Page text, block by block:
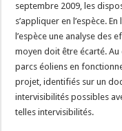
septembre 2009, les
s’appliquer en l’espèce.
l’espèce une analyse des
moyen doit être écarté. Au
parcs éoliens en
projet, identifiés sur un
intervisibilités possibles
telles intervisibilités.